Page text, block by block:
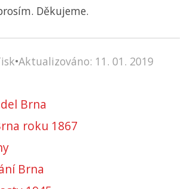
Děkujeme.
•Aktualizováno: 11. 01. 2019
Brna
roku 1867
Brna